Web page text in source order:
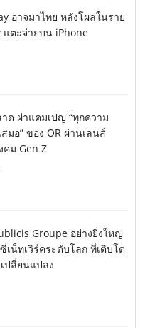
อาจมาไทย หลังโผล่ในราย
แตะจ่ายบน iPhone
ด ผ่าแคมเปญ “ทุกความ
มอ” ของ OR ผ่านเลนส์
ม Gen Z
Groupe อย่างยิ่งใหญ่
เน็ทเวิร์คระดับโลก ที่เติบโต
ปลี่ยนแปลง